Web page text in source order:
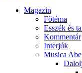
Magazin
Főtéma
Esszék és
Kommentár
Interjúk
Musica